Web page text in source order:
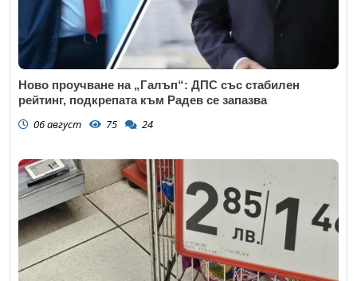
Ново проучване на „Галъп“: ДПС със стабилен
рейтинг, подкрепата към Радев се запазва
06 август 75 24